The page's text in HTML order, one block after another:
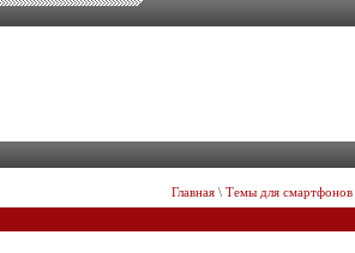
Главная \ Темы для смартфонов